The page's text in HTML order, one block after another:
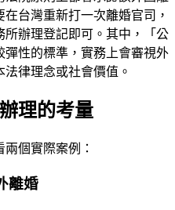
台灣重新打一次離婚官司，
所辦理登記即可。其中，「公
性的標準，實務上會審視外
律理念或社會價值。
理的考量
個實際案例：
離婚